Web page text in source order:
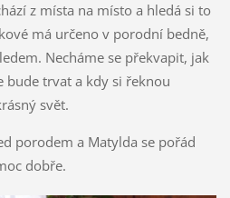
z místa na místo a hledá si to
má určeno v porodní bedně,
Necháme se překvapit, jak
bude trvat a kdy si řeknou
svět.
porodem a Matylda se pořád
dobře.